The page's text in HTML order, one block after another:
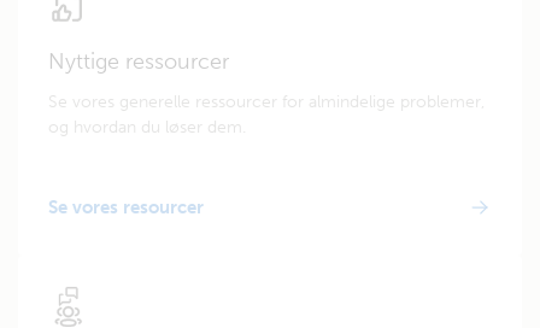
Nyttige ressourcer
Se vores generelle ressourcer for almindelige problemer,
og hvordan du løser dem.
Se vores resourcer